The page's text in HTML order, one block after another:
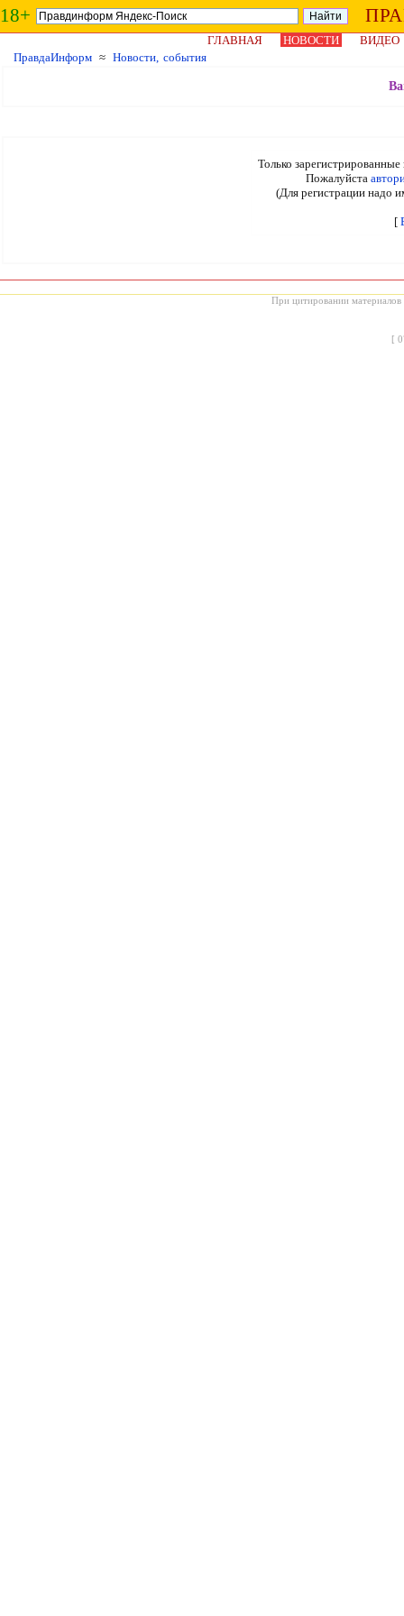
18+
ГЛАВНАЯ НОВОСТИ
ВИДЕО
ПравдаИнформ ≈ Новости, события
Только
Пожалуйста
(Для регистрации надо
[
При цитировании материалов
[